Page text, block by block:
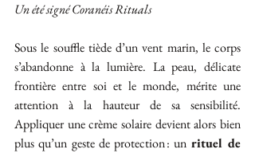
Un été signé Coranéis Rituals
Sous le souffle tiède d’un vent marin, le corps
s’abandonne à la lumière. La peau, délicate
frontière entre soi et le monde, mérite une
attention à la hauteur de sa sensibilité.
Appliquer une crème solaire devient alors bien
plus qu’un geste de protection : un rituel de